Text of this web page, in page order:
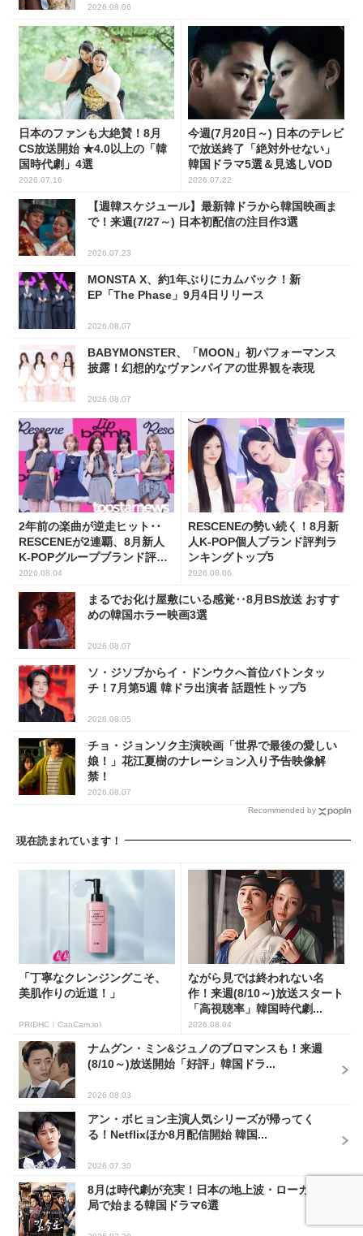
2026.08.06
日本のファンも大絶賛！8月
CS放送開始 ★4.0以上の「韓
国時代劇」4選
2026.07.16
今週(7月20日～) 日本のテレビ
で放送終了「絶対外せない」
韓国ドラマ5選＆見逃しVOD
2026.07.22
【週韓スケジュール】最新韓ドラから韓国映画ま
で！来週(7/27～) 日本初配信の注目作3選
2026.07.23
MONSTA X、約1年ぶりにカムバック！新
EP「The Phase」9月4日リリース
2026.08.07
BABYMONSTER、「MOON」初パフォーマンス
披露！幻想的なヴァンパイアの世界観を表現
2026.08.07
2年前の楽曲が逆走ヒット･･
RESCENEが2連覇、8月新人
K-POPグループブランド評判
トップ5
2026.08.04
RESCENEの勢い続く！8月新
人K-POP個人ブランド評判ラ
ンキングトップ5
2026.08.06
まるでお化け屋敷にいる感覚‥8月BS放送 おすす
めの韓国ホラー映画3選
2026.08.07
ソ・ジソブからイ・ドンウクへ首位バトンタッ
チ！7月第5週 韓ドラ出演者 話題性トップ5
2026.08.05
チョ・ジョンソク主演映画「世界で最後の愛しい
娘！」花江夏樹のナレーション入り予告映像解
禁！
2026.08.07
Recommended by
現在読まれています！
「丁寧なクレンジングこそ、
美肌作りの近道！」
PR(DHC｜CanCam.jp)
ながら見では終われない名
作！来週(8/10～)放送スタート
「高視聴率」韓国時代劇...
2026.08.04
ナムグン・ミン&ジュノのブロマンスも！来週
(8/10～)放送開始「好評」韓国ドラ...
2026.08.03
アン・ボヒョン主演人気シリーズが帰ってく
る！Netflixほか8月配信開始 韓国...
2026.07.30
8月は時代劇が充実！日本の地上波・ローカル
局で始まる韓国ドラマ6選